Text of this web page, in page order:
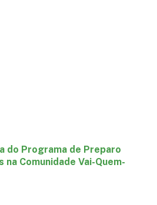
do Programa de Preparo
na Comunidade Vai-Quem-